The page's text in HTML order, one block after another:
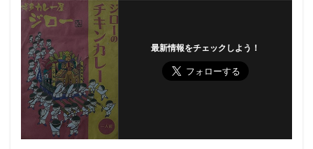
最新情報をチェックしよう！